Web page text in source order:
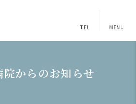
TEL MENU
院からのお知らせ